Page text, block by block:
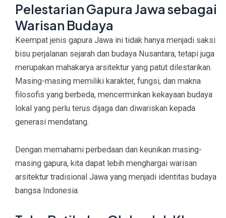
Pelestarian Gapura Jawa sebagai
Warisan Budaya
Keempat jenis gapura Jawa ini tidak hanya menjadi saksi
bisu perjalanan sejarah dan budaya Nusantara, tetapi juga
merupakan mahakarya arsitektur yang patut dilestarikan.
Masing-masing memiliki karakter, fungsi, dan makna
filosofis yang berbeda, mencerminkan kekayaan budaya
lokal yang perlu terus dijaga dan diwariskan kepada
generasi mendatang.
Dengan memahami perbedaan dan keunikan masing-
masing gapura, kita dapat lebih menghargai warisan
arsitektur tradisional Jawa yang menjadi identitas budaya
bangsa Indonesia.